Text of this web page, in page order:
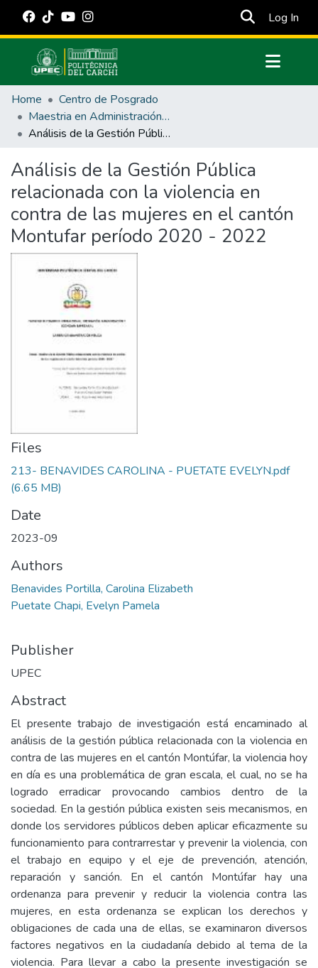
Log In
Communities & Collections
All of DSpace
Statistics
Estadísticas Externas
Manuales
Home
Centro de Posgrado
Maestria en Administración Pública
Análisis de la Gestión Pública relacionada con la violencia en contra de las mujeres en el cantón Montufar período 2020 - 2022
Análisis de la Gestión Pública
relacionada con la violencia en
contra de las mujeres en el cantón
Montufar período 2020 - 2022
Files
213- BENAVIDES CAROLINA - PUETATE EVELYN.pdf
(6.65 MB)
Date
2023-09
Authors
Benavides Portilla, Carolina Elizabeth
Puetate Chapi, Evelyn Pamela
Publisher
UPEC
Abstract
El presente trabajo de investigación está encaminado al
análisis de la gestión pública relacionada con la violencia en
contra de las mujeres en el cantón Montúfar, la violencia hoy
en día es una problemática de gran escala, el cual, no se ha
logrado erradicar provocando cambios dentro de la
sociedad. En la gestión pública existen seis mecanismos, en
donde los servidores públicos deben aplicar eficazmente su
funcionamiento para contrarrestar y prevenir la violencia, con
el trabajo en equipo y el eje de prevención, atención,
reparación y sanción. En el cantón Montúfar hay una
ordenanza para prevenir y reducir la violencia contra las
mujeres, en esta ordenanza se explican los derechos y
obligaciones de cada una de ellas, se examinaron diversos
factores negativos en la ciudadanía debido al tema de la
violencia. Para llevar a cabo la presente investigación se